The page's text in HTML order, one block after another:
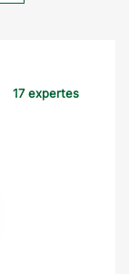
17 expertes